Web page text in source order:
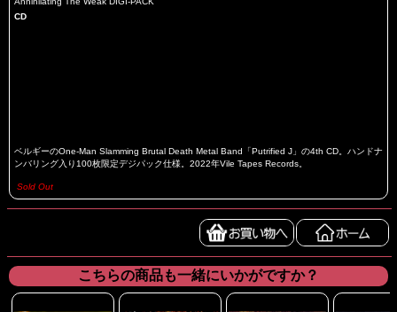
CD
ベルギーのOne-Man Slamming Brutal Death Metal Band「Putrified J」の4th CD。ハンドナ
ンバリング入り100枚限定デジパック仕様。2022年Vile Tapes Records。
Sold Out
こちらの商品も一緒にいかがですか？